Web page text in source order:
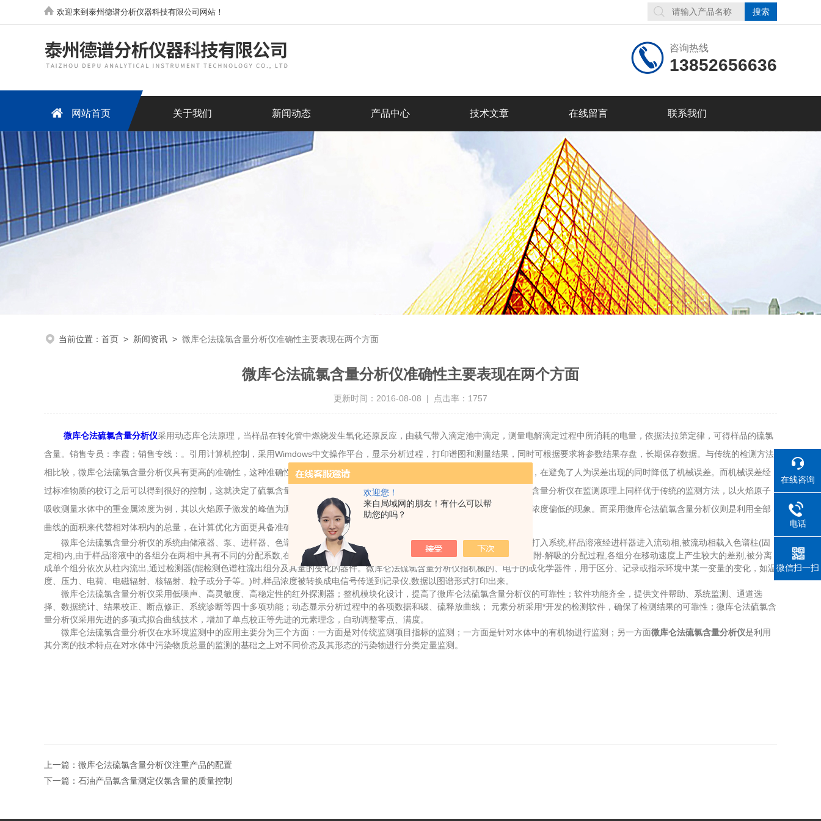
欢迎您！
来自局域网的朋友！有什么可以帮
助您的吗？
欢迎来到泰州德谱分析仪器科技有限公司网站！
咨询热线
13852656636
网站首页 关于我们 新闻动态 产品中心 技术文章 在线留言 联系我们
当前位置： 首页 > 新闻资讯 > 微库仑法硫氯含量分析仪准确性主要表现在两个方面
微库仑法硫氯含量分析仪准确性主要表现在两个方面
更新时间：2016-08-08 | 点击率：1757
微库仑法硫氯含量分析仪采用动态库仑法原理，当样品在转化管中燃烧发生氧化还原反应，由载气带入滴定池中滴定，测量电解滴定过程中所消耗的电量，依据法拉第定律，可得样品的硫氯
含量。销售专员：李霞；销售专线：。引用计算机控制，采用Wimdows中文操作平台，显示分析过程，打印谱图和测量结果，同时可根据要求将参数结果存盘，长期保存数据。与传统的检测方法
相比较，微库仑法硫氯含量分析仪具有更高的准确性，这种准确性主要表现在两个方面：一方面硫氯含量分析仪为全自动检测仪器，在避免了人为误差出现的同时降低了机械误差。而机械误差经
过标准物质的校订之后可以得到很好的控制，这就决定了硫氯含量分析仪在监测过程中误差较小。同时，在另一方面微库仑法硫氯含量分析仪在监测原理上同样优于传统的监测方法，以火焰原子
吸收测量水体中的重金属浓度为例，其以火焰原子激发的峰值为测定浓度结果，在测定过程中的波动式消耗会使得测量结果较实际浓度偏低的现象。而采用微库仑法硫氯含量分析仪则是利用全部
曲线的面积来代替相对体积内的总量，在计算优化方面更具备准确性。
微库仑法硫氯含量分析仪的系统由储液器、泵、进样器、色谱柱、检测器、记录仪等几部分组成。储液器中的流动相被高压泵打入系统,样品溶液经进样器进入流动相,被流动相载入色谱柱(固
定相)内,由于样品溶液中的各组分在两相中具有不同的分配系数,在两相中作相对运动时,
微库仑法硫氯含量分析仪经过反复多次的吸附-解吸的分配过程,各组分在移动速度上产生较大的差别,被分离
成单个组分依次从柱内流出,通过检测器(能检测色谱柱流出组分及其量的变化的器件。微库仑法硫氯含量分析仪指机械的、电子的或化学器件，用于区分、记录或指示环境中某一变量的变化，如温
度、压力、电荷、电磁辐射、核辐射、粒子或分子等。)时,样品浓度被转换成电信号传送到记录仪,数据以图谱形式打印出来。
微库仑法硫氯含量分析仪采用低噪声、高灵敏度、高稳定性的红外探测器；整机模块化设计，提高了微库仑法硫氯含量分析仪的可靠性；软件功能齐全，提供文件帮助、系统监测、通道选
择、数据统计、结果校正、断点修正、系统诊断等四十多项功能；动态显示分析过程中的各项数据和碳、硫释放曲线； 元素分析采用*开发的检测软件，确保了检测结果的可靠性；微库仑法硫氯含
量分析仪采用先进的多项式拟合曲线技术，增加了单点校正等先进的元素理念，自动调整零点、满度。
微库仑法硫氯含量分析仪在水环境监测中的应用主要分为三个方面：一方面是对传统监测项目指标的监测；一方面是针对水体中的有机物进行监测；另一方面微库仑法硫氯含量分析仪是利用
其分离的技术特点在对水体中污染物质总量的监测的基础之上对不同价态及其形态的污染物进行分类定量监测。
上一篇： 微库仑法硫氯含量分析仪注重产品的配置
下一篇： 石油产品氯含量测定仪氯含量的质量控制
在线咨询
电话
微信扫一扫